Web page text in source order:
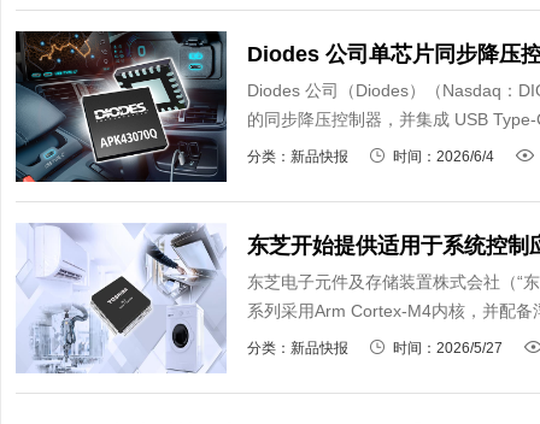
Diodes 公司（Diodes）（Nasdaq：
的同步降压控制器，并集成 USB
分类：新品快报 时间：2026/6/4
东芝电子元件及存储装置株式会社（“
系列采用Arm Cortex-M4内核，并配
分类：新品快报 时间：2026/5/27